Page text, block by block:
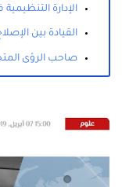
الإدارة
القيادة بين
صاحب الرؤى